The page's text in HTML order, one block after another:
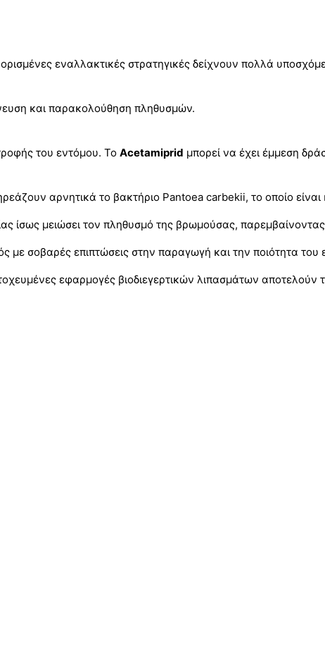
εναλλακτικές στρατηγικές δείχνουν πολλά
και παρακολούθηση πληθυσμών.
του εντόμου. Το Acetamiprid μπορεί να έχει έμμεση
αρνητικά το βακτήριο Pantoea carbekii, το οποίο
ίσως μειώσει τον πληθυσμό της βρωμούσας,
σοβαρές επιπτώσεις στην παραγωγή και την ποιότητα του
εφαρμογές βιοδιεγερτικών λιπασμάτων αποτελούν